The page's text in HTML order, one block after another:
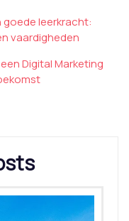
goede leerkracht:
vaardigheden
Digital Marketing